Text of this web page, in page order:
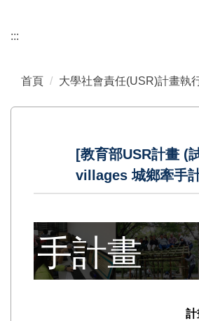
:::
首頁 大學社會責任(USR)計畫執
[教育部USR計畫 (
villages 城鄉牽手
[教育部
畫 (試辦)]
villages
手計畫
計